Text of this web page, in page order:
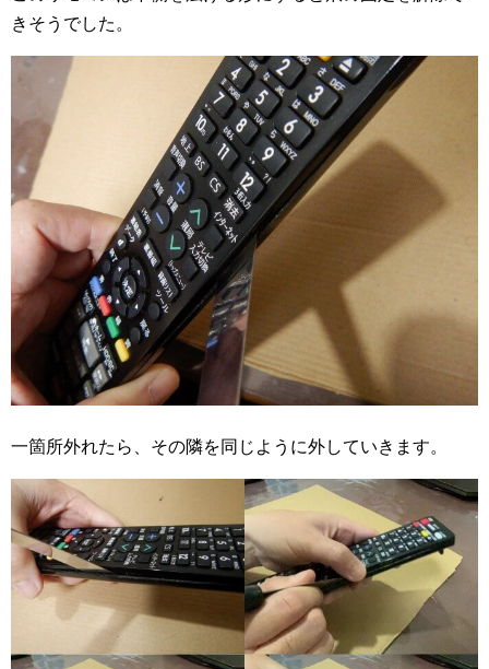
きそうでした。
一箇所外れたら、その隣を同じように外していきます。